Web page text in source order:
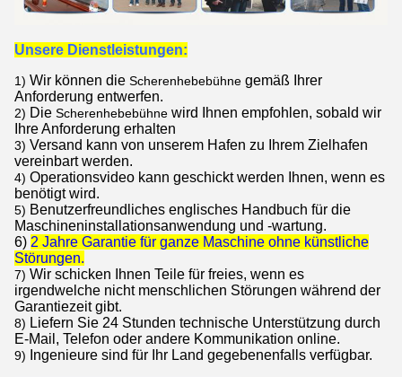
Unsere Dienstleistungen:
1) Wir können die Scherenhebebühne gemäß Ihrer
Anforderung entwerfen.
2) Die Scherenhebebühne wird Ihnen empfohlen, sobald wir
Ihre Anforderung erhalten
3) Versand kann von unserem Hafen zu Ihrem Zielhafen
vereinbart werden.
4) Operationsvideo kann geschickt werden Ihnen, wenn es
benötigt wird.
5) Benutzerfreundliches englisches Handbuch für die
Maschineninstallationsanwendung und -wartung.
6) 2 Jahre Garantie für ganze Maschine ohne künstliche
Störungen.
7) Wir schicken Ihnen Teile für freies, wenn es
irgendwelche nicht menschlichen Störungen während der
Garantiezeit gibt.
8) Liefern Sie 24 Stunden technische Unterstützung durch
E-Mail, Telefon oder andere Kommunikation online.
9)
Ingenieure sind für Ihr Land gegebenenfalls verfügbar.